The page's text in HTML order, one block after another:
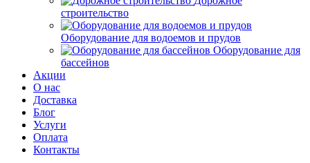
строительство
Оборудование для водоемов и прудов
Оборудование для
бассейнов
Акции
О нас
Доставка
Блог
Услуги
Оплата
Контакты